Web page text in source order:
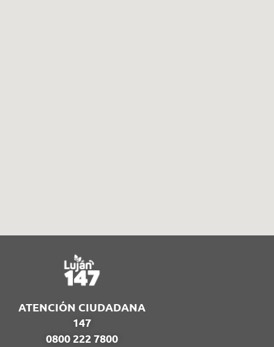
ATENCIÓN CIUDADANA
147
0800 222 7800